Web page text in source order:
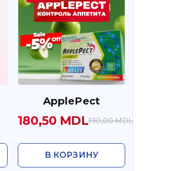
ApplePect
190,00MDL
Первоначальная
составляла
190,00 MDL.
180,50 MDL
Текущая
180,50 MDL.В КОРЗИНУ